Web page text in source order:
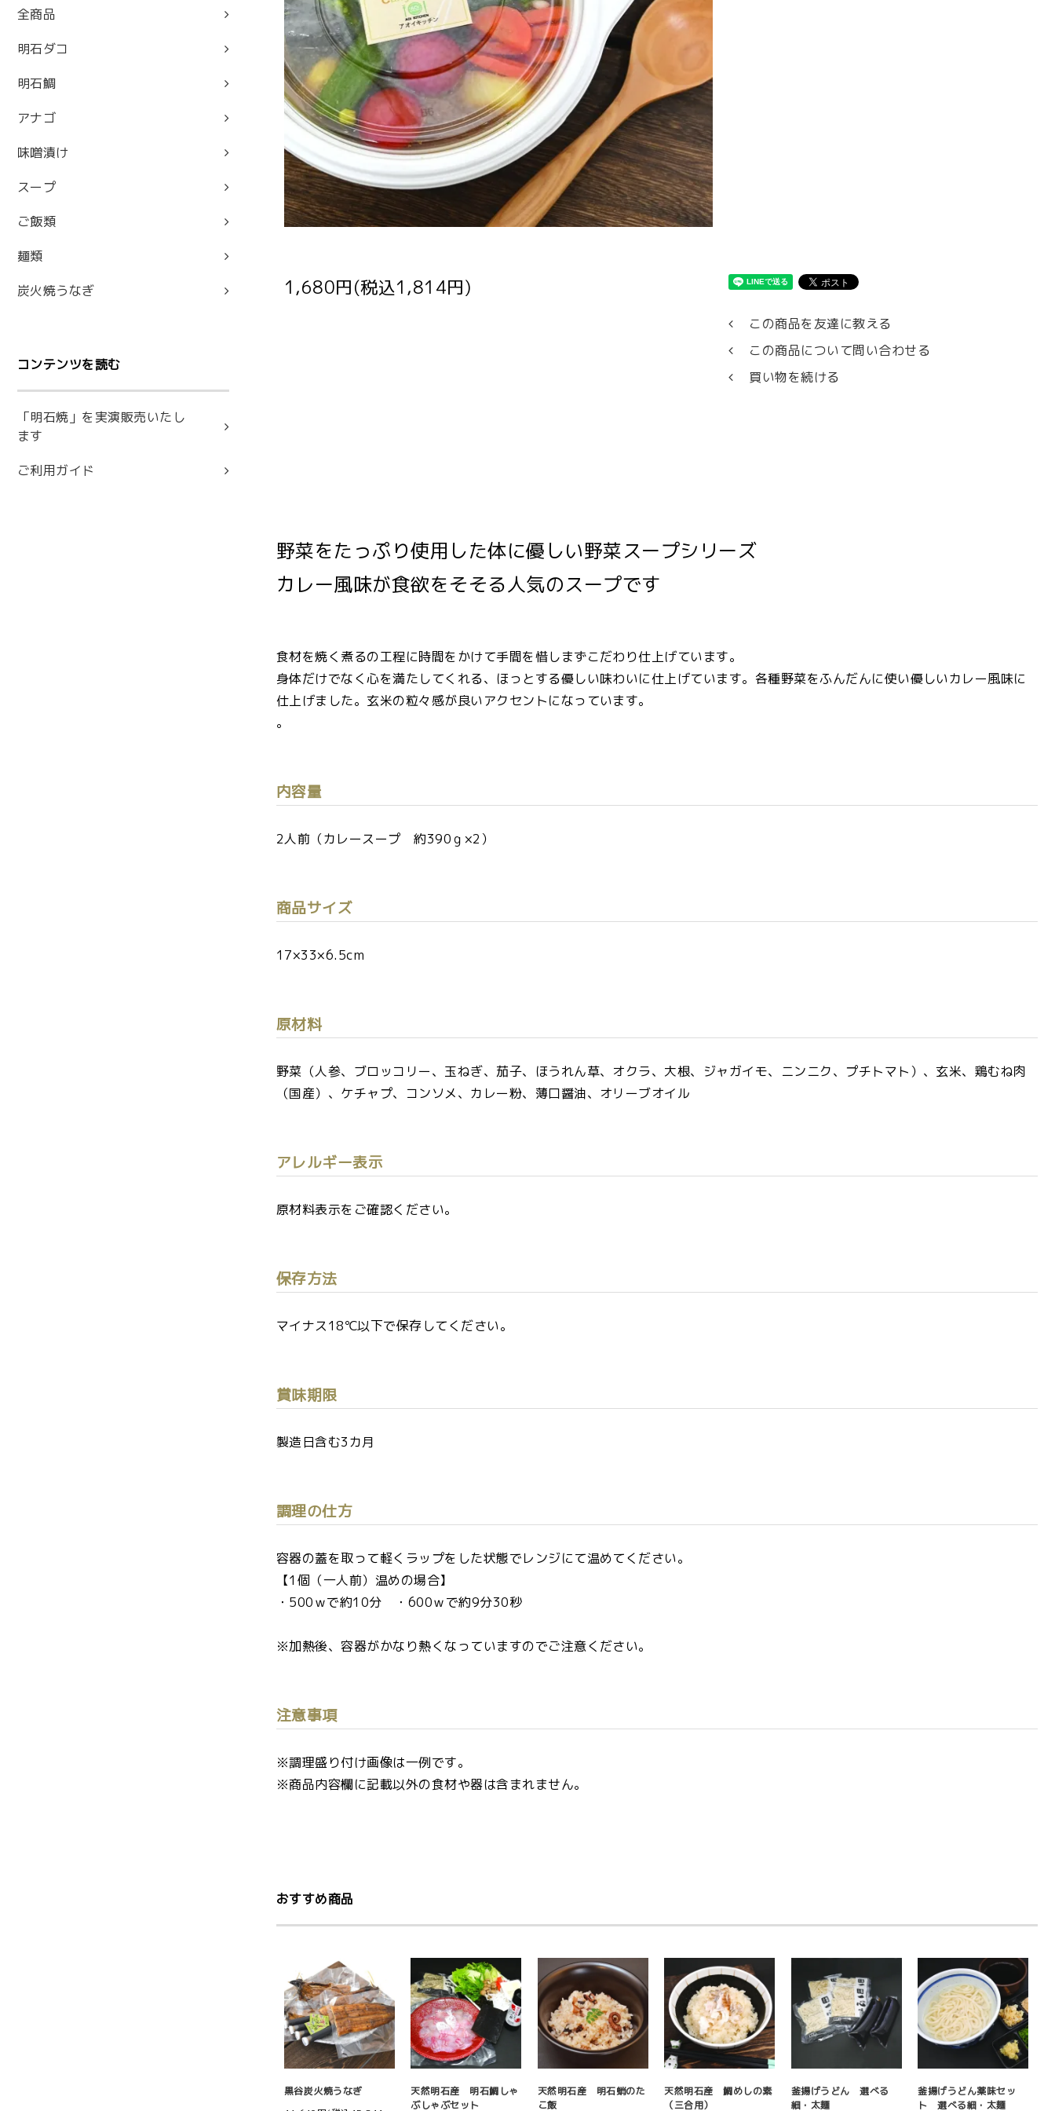
全商品
明石ダコ
明石鯛
アナゴ
味噌漬け
スープ
ご飯類
麺類
炭火焼うなぎ
コンテンツを読む
「明石焼」を実演販売いたし
ます
ご利用ガイド
1,680円(税込1,814円)
この商品を友達に教える
この商品について問い合わせる
買い物を続ける
野菜をたっぷり使用した体に優しい野菜スープシリーズ
カレー風味が食欲をそそる人気のスープです
食材を焼く煮るの工程に時間をかけて手間を惜しまずこだわり仕上げています。
身体だけでなく心を満たしてくれる、ほっとする優しい味わいに仕上げています。各種野菜をふんだんに使い優しいカレー風味に
仕上げました。玄米の粒々感が良いアクセントになっています。
。
内容量
2人前（カレースープ 約390ｇ×2）
商品サイズ
17×33×6.5cm
原材料
野菜（人参、ブロッコリー、玉ねぎ、茄子、ほうれん草、オクラ、大根、ジャガイモ、ニンニク、プチトマト）、玄米、鶏むね肉
（国産）、ケチャプ、コンソメ、カレー粉、薄口醤油、オリーブオイル
アレルギー表示
原材料表示をご確認ください。
保存方法
マイナス18℃以下で保存してください。
賞味期限
製造日含む3カ月
調理の仕方
容器の蓋を取って軽くラップをした状態でレンジにて温めてください。
【1個（一人前）温めの場合】
・500ｗで約10分 ・600ｗで約9分30秒
※加熱後、容器がかなり熱くなっていますのでご注意ください。
注意事項
※調理盛り付け画像は一例です。
※商品内容欄に記載以外の食材や器は含まれません。
おすすめ商品
黒谷炭火焼うなぎ
天然明石産 明石鯛しゃ
ぶしゃぶセット
天然明石産 明石蛸のた
こ飯
天然明石産 鯛めしの素
（三合用）
釜揚げうどん 選べる
細・太麺
釜揚げうどん薬味セッ
ト 選べる細・太麺